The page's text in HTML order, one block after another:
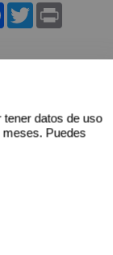
Facebook
Twitter
datos de uso
Puedes